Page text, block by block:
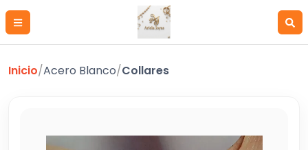
Inicio/Acero Blanco/Collares